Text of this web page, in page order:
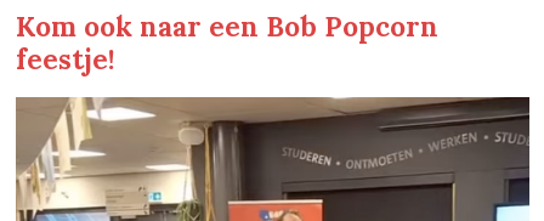
Kom ook naar een Bob Popcorn
feestje!